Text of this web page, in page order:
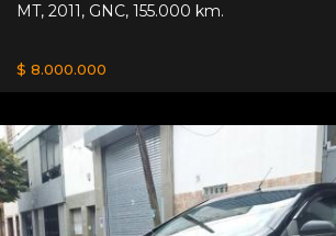
MT, 2011, GNC, 155.000 km.
$ 8.000.000